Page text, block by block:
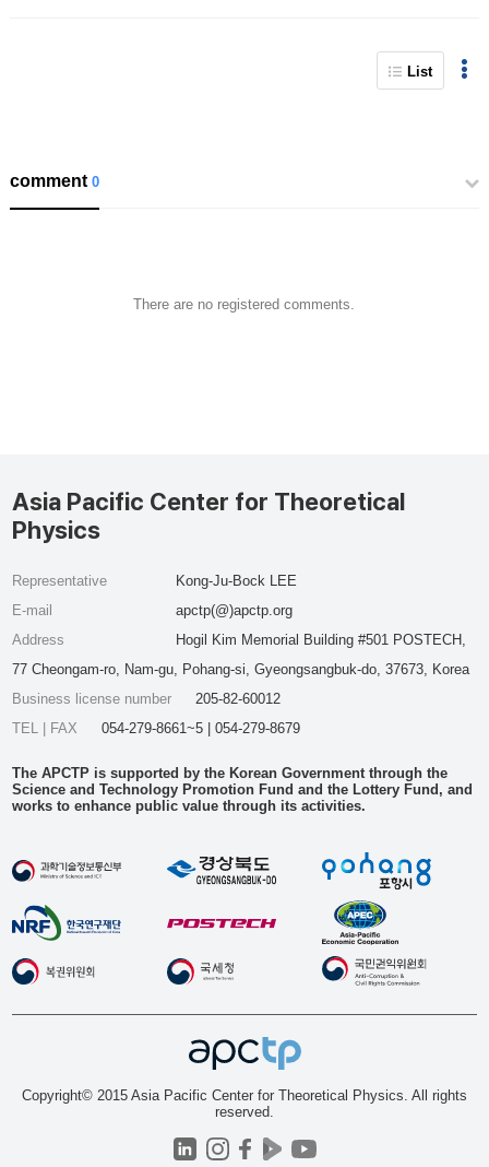
List
comment0
There are no registered comments.
Asia Pacific Center for Theoretical
Physics
Representative
Kong-Ju-Bock LEE
E-mail
apctp(@)apctp.org
Address
Hogil Kim Memorial Building #501 POSTECH,
77 Cheongam-ro, Nam-gu, Pohang-si, Gyeongsangbuk-do, 37673, Korea
Business license number
205-82-60012
TEL | FAX
054-279-8661~5 | 054-279-8679
The APCTP is supported by the Korean Government through the
Science and Technology Promotion Fund and the Lottery Fund, and
works to enhance public value through its activities.
Copyright© 2015 Asia Pacific Center for Theoretical Physics. All rights
reserved.